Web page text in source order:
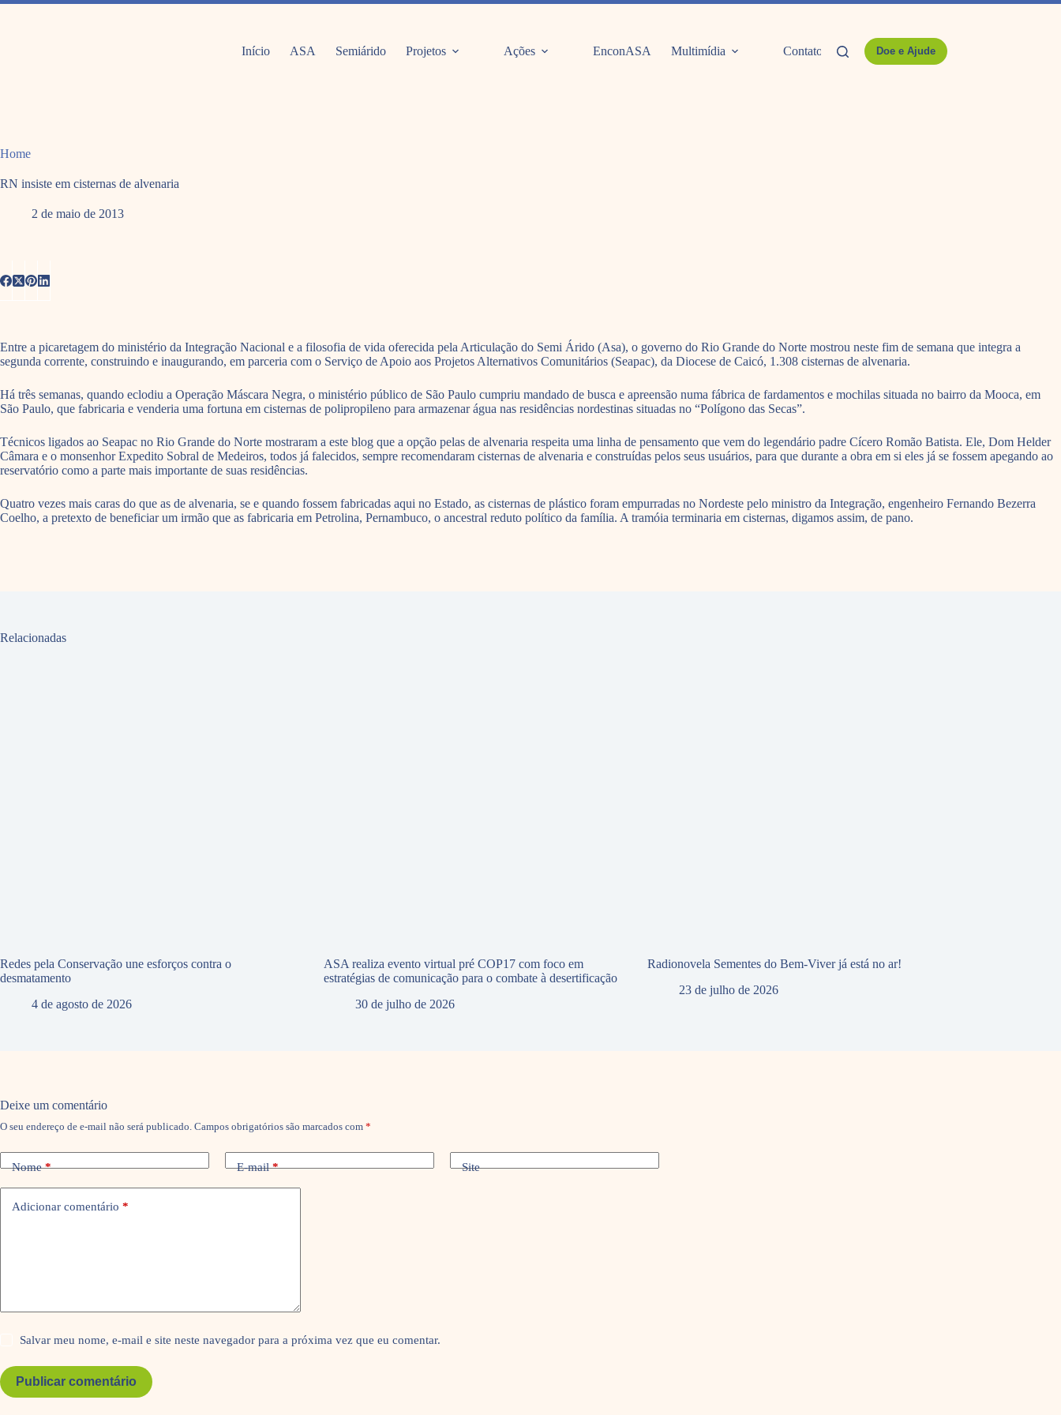
Pular
Início ASA Semiárido Projetos Ações EnconASA Multimídia Contato Doe e Ajude
Home
RN insiste em cisternas de alvenaria
2 de maio de 2013
Entre a picaretagem do ministério da Integração Nacional e a filosofia de vida oferecida pela Articulação do Semi Árido (Asa), o governo do Rio Grande do Norte mostrou neste fim de semana que integra a
segunda corrente, construindo e inaugurando, em parceria com o Serviço de Apoio aos Projetos Alternativos Comunitários (Seapac), da Diocese de Caicó, 1.308 cisternas de alvenaria.
Há três semanas, quando eclodiu a Operação Máscara Negra, o ministério público de São Paulo cumpriu mandado de busca e apreensão numa fábrica de fardamentos e mochilas situada no bairro da Mooca, em
São Paulo, que fabricaria e venderia uma fortuna em cisternas de polipropileno para armazenar água nas residências nordestinas situadas no “Polígono das Secas”.
Técnicos ligados ao Seapac no Rio Grande do Norte mostraram a este blog que a opção pelas de alvenaria respeita uma linha de pensamento que vem do legendário padre Cícero Romão Batista. Ele, Dom Helder
Câmara e o monsenhor Expedito Sobral de Medeiros, todos já falecidos, sempre recomendaram cisternas de alvenaria e construídas pelos seus usuários, para que durante a obra em si eles já se fossem apegando ao
reservatório como a parte mais importante de suas residências.
Quatro vezes mais caras do que as de alvenaria, se e quando fossem fabricadas aqui no Estado, as cisternas de plástico foram empurradas no Nordeste pelo ministro da Integração, engenheiro Fernando Bezerra
Coelho, a pretexto de beneficiar um irmão que as fabricaria em Petrolina, Pernambuco, o ancestral reduto político da família. A tramóia terminaria em cisternas, digamos assim, de pano.
Relacionadas
Redes pela Conservação une esforços contra o
desmatamento
4 de agosto de 2026
ASA realiza evento virtual pré COP17 com foco em
estratégias de comunicação para o combate à desertificação
30 de julho de 2026
Radionovela Sementes do Bem-Viver já está no ar!
23 de julho de 2026
Deixe um comentário
O seu endereço de e-mail não será publicado. Campos obrigatórios são marcados com *
Nome* E-mail* Site
Adicionar comentário *
Salvar meu nome, e-mail e site neste navegador para a próxima vez que eu comentar.
Publicar comentário